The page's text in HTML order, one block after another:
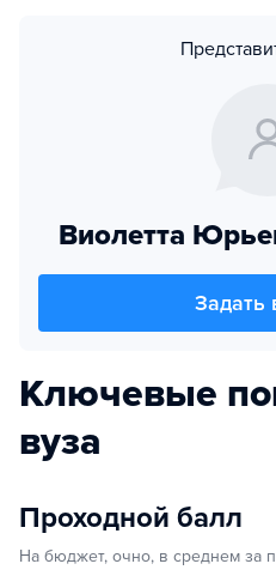
Виолетта
Задать
Ключевые
вуза
Проходной балл
На бюджет, очно, в среднем за